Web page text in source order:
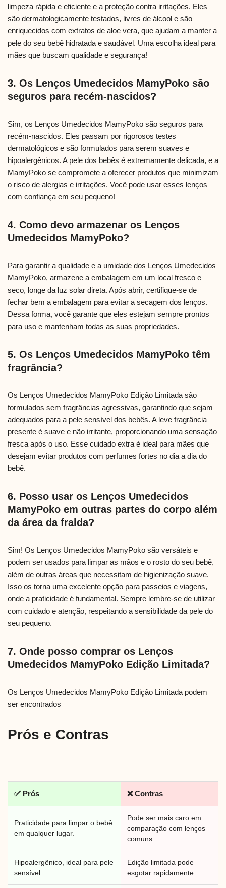
limpeza rápida e eficiente e a proteção contra irritações. Eles
são dermatologicamente testados, livres de álcool e são
enriquecidos com extratos de aloe vera, que ajudam a manter a
pele do seu bebê hidratada e saudável. Uma escolha ideal para
mães que buscam qualidade e segurança!
3. Os Lenços Umedecidos MamyPoko são
seguros para recém-nascidos?
Sim, os Lenços Umedecidos MamyPoko são seguros para
recém-nascidos. Eles passam por rigorosos testes
dermatológicos e são formulados para serem suaves e
hipoalergênicos. A pele dos bebês é extremamente delicada, e a
MamyPoko se compromete a oferecer produtos que minimizam
o risco de alergias e irritações. Você pode usar esses lenços
com confiança em seu pequeno!
4. Como devo armazenar os Lenços
Umedecidos MamyPoko?
Para garantir a qualidade e a umidade dos Lenços Umedecidos
MamyPoko, armazene a embalagem em um local fresco e
seco, longe da luz solar direta. Após abrir, certifique-se de
fechar bem a embalagem para evitar a secagem dos lenços.
Dessa forma, você garante que eles estejam sempre prontos
para uso e mantenham todas as suas propriedades.
5. Os Lenços Umedecidos MamyPoko têm
fragrância?
Os Lenços Umedecidos MamyPoko Edição Limitada são
formulados sem fragrâncias agressivas, garantindo que sejam
adequados para a pele sensível dos bebês. A leve fragrância
presente é suave e não irritante, proporcionando uma sensação
fresca após o uso. Esse cuidado extra é ideal para mães que
desejam evitar produtos com perfumes fortes no dia a dia do
bebê.
6. Posso usar os Lenços Umedecidos
MamyPoko em outras partes do corpo além
da área da fralda?
Sim! Os Lenços Umedecidos MamyPoko são versáteis e
podem ser usados para limpar as mãos e o rosto do seu bebê,
além de outras áreas que necessitam de higienização suave.
Isso os torna uma excelente opção para passeios e viagens,
onde a praticidade é fundamental. Sempre lembre-se de utilizar
com cuidado e atenção, respeitando a sensibilidade da pele do
seu pequeno.
7. Onde posso comprar os Lenços
Umedecidos MamyPoko Edição Limitada?
Os Lenços Umedecidos MamyPoko Edição Limitada podem
ser encontrados
Prós e Contras
✅ Prós ❌ Contras
Praticidade para limpar o bebê
em qualquer lugar.
Pode ser mais caro em
comparação com lenços
comuns.
Hipoalergênico, ideal para pele
sensível.
Edição limitada pode
esgotar rapidamente.